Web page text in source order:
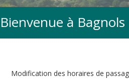
Bienvenue à Bagnols
Modification des horaires de